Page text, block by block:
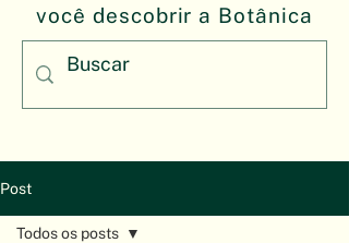
você descobrir a Botânica
Post
Todos os posts